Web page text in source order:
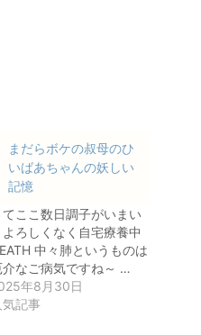
まだらボケの叔母のひ
いばあちゃんの妖しい
記憶
てここ数日調子がいまい
よろしくなく自宅療養中
中々肺というものは
介なご病気ですね～ …
年8月30日
気記事